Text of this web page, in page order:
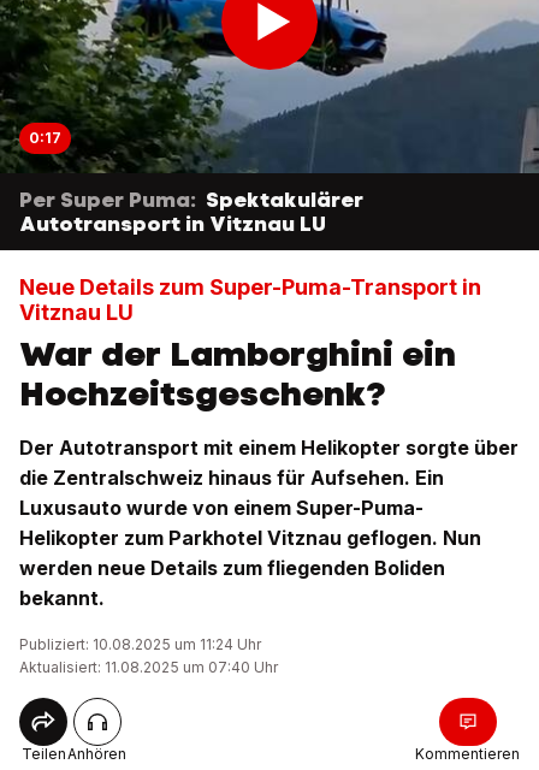
0:17
Per Super Puma: Spektakulärer
Autotransport in Vitznau LU
Neue Details zum Super-Puma-Transport in
Vitznau LU
War der Lamborghini ein
Hochzeitsgeschenk?
Der Autotransport mit einem Helikopter sorgte über
die Zentralschweiz hinaus für Aufsehen. Ein
Luxusauto wurde von einem Super-Puma-
Helikopter zum Parkhotel Vitznau geflogen. Nun
werden neue Details zum fliegenden Boliden
bekannt.
Publiziert: 10.08.2025 um 11:24 Uhr
Aktualisiert: 11.08.2025 um 07:40 Uhr
TeilenAnhören Kommentieren